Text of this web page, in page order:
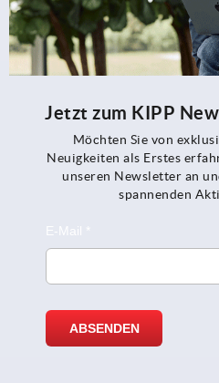
Jetzt zum KIPP
Möchten Sie von
Neuigkeiten als Erstes
unseren Newsletter an
spannenden